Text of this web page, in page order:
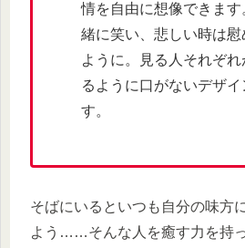
情を自由に想像できま
緒に笑い、悲しい時は
ように。見る人それぞ
るように口がないデザイ
す。
そばにいるといつも自分の味方
よう……そんな人を癒す力を持